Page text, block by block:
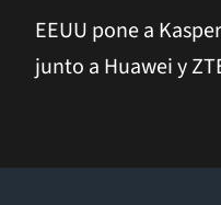
EEUU pone a
junto a Huawei y